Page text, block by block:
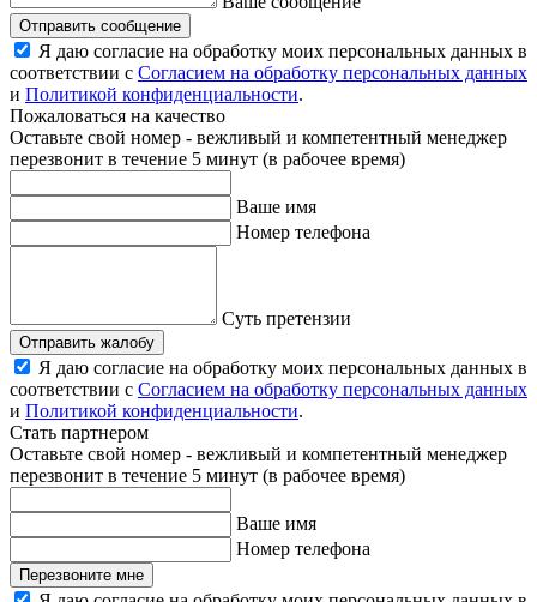
Отправить сообщение
Я даю согласие на обработку моих персональных данных в
соответствии с Согласием на обработку персональных данных
и Политикой конфиденциальности.
Пожаловаться на качество
Оставьте свой номер - вежливый и компетентный менеджер
перезвонит в течение 5 минут (в рабочее время)
Ваше имя
Номер телефона
Суть претензии
Отправить жалобу
Я даю согласие на обработку моих персональных данных в
соответствии с Согласием на обработку персональных данных
и Политикой конфиденциальности.
Стать партнером
Оставьте свой номер - вежливый и компетентный менеджер
перезвонит в течение 5 минут (в рабочее время)
Ваше имя
Номер телефона
Перезвоните мне